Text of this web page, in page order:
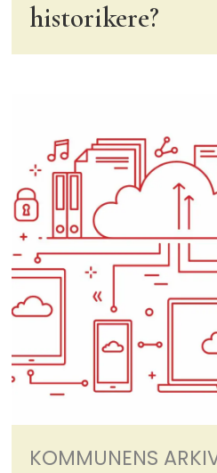
historikere?
KOMMUNENS